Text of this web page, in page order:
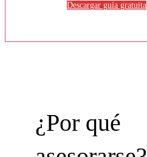
Descargar guía gratuita
¿Por qué